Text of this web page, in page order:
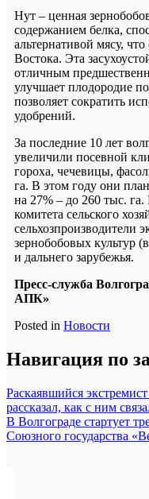
Нут – ценная
содержанием белка,
альтернативой мясу,
Востока. Эта
отличным
улучшает плодородие
позволяет сократить
удобрений.
За последние 10 лет
увеличили посевной
гороха, чечевицы,
га. В этом году они
на 27% – до 260 тыс.
комитета сельского
сельхозпроизводители
зернобобовых культур
и дальнего зарубежья.
Пресс-служба
АПК»
Posted in Новости
Навигация по
Раскаявшийся
рассказал, как с ним
В Волгограде стартует
Союзного государства